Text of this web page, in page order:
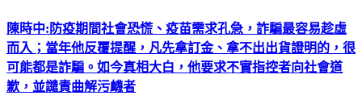
陳時中:防疫期間社會恐慌、疫苗需求孔急，詐騙最容易趁虛
而入；當年他反覆提醒，凡先拿訂金、拿不出出貨證明的，很
可能都是詐騙。如今真相大白，他要求不實指控者向社會道
歉，並譴責曲解污衊者